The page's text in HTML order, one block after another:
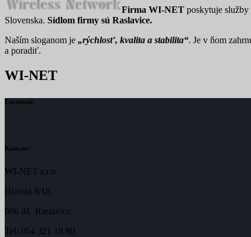
Firma WI-NET poskytuje
Slovenska. Sídlom firmy sú Raslavice.
Naším sloganom je „rýchlosť, kvalita a stabilita“. Je v ňom
a poradiť.
WI-NET
Facebook:
Kontakt:
WI-NET s.r.o.
Hlavná 8/18
086 41 Raslavice
Tel: 054 321 18 80